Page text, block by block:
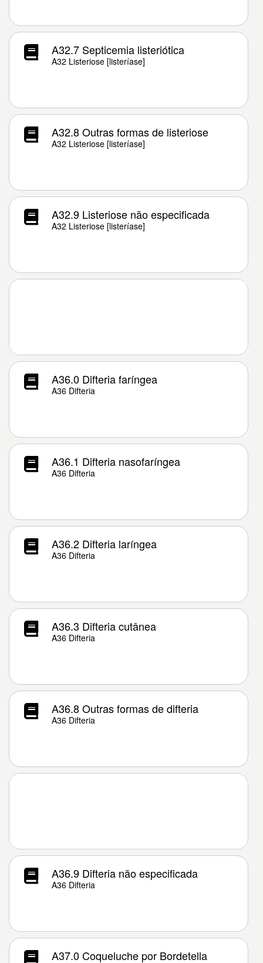
A32.7 Septicemia listeriótica
A32 Listeriose [listeríase]
A32.8 Outras formas de listeriose
A32 Listeriose [listeríase]
A32.9 Listeriose não especificada
A32 Listeriose [listeríase]
A36.0 Difteria faríngea
A36 Difteria
A36.1 Difteria nasofaríngea
A36 Difteria
A36.2 Difteria laríngea
A36 Difteria
A36.3 Difteria cutânea
A36 Difteria
A36.8 Outras formas de difteria
A36 Difteria
A36.9 Difteria não especificada
A36 Difteria
A37.0 Coqueluche por Bordetella